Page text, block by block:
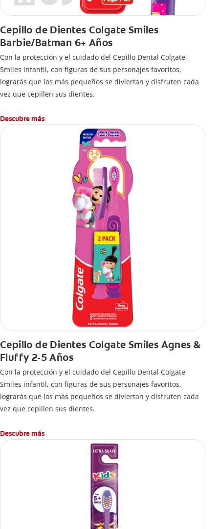
Cepillo de Dientes Colgate Smiles
Barbie/Batman 6+ Años
Con la protección y el cuidado del Cepillo Dental Colgate
Smiles infantil, con figuras de sus personajes favoritos,
lograrás que los más pequeños se diviertan y disfruten cada
vez que cepillen sus dientes.
Descubre más
Cepillo de Dientes Colgate Smiles Agnes &
Fluffy 2-5 Años
Con la protección y el cuidado del Cepillo Dental Colgate
Smiles infantil, con figuras de sus personajes favoritos,
lograrás que los más pequeños se diviertan y disfruten cada
vez que cepillen sus dientes.
Descubre más